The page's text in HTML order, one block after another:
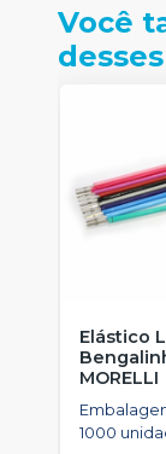
Você
desses
Elástico
MORELLI
1000